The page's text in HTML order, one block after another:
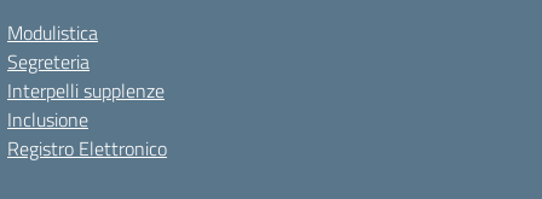
Modulistica
Segreteria
Interpelli supplenze
Inclusione
Registro Elettronico